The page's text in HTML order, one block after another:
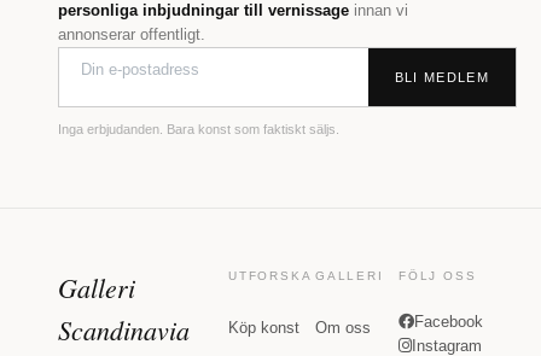
personliga inbjudningar till vernissage innan vi
annonserar offentligt.
BLI MEDLEM
Inga erbjudanden. Bara konst som faktiskt säljs.
Galleri
Scandinavia
UTFORSKA
Köp konst
GALLERI
Om oss
FÖLJ OSS
Facebook
Instagram